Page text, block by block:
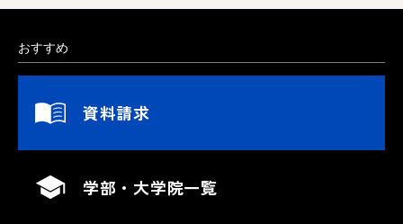
おすすめ
資料請求
学部・大学院一覧